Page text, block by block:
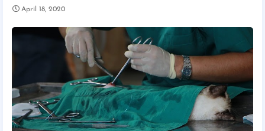
April 18, 2020